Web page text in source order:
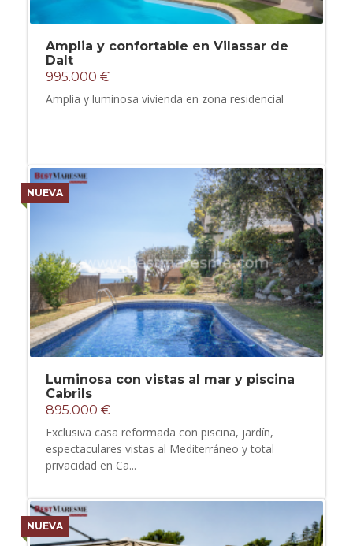
Amplia y confortable en Vilassar de
Dalt
995.000 €
Amplia y luminosa vivienda en zona residencial
NUEVA
Luminosa con vistas al mar y piscina
Cabrils
895.000 €
Exclusiva casa reformada con piscina, jardín,
espectaculares vistas al Mediterráneo y total
privacidad en Ca...
NUEVA